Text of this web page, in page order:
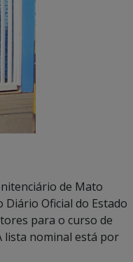
de Mato
Diário Oficial do Estado
para o curso de
lista nominal está por